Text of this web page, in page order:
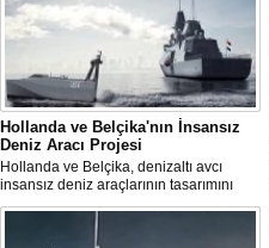
Hollanda ve Belçika'nın İnsansız
Deniz Aracı Projesi
Hollanda ve Belçika, denizaltı avcı
insansız deniz araçlarının tasarımını
başlattı. Proje, 2 ülkenin deniz
kuvvetlerinin gelecekteki denizaltı karşıtı
yeteneklerini desteklemeyi amaçlıyor.